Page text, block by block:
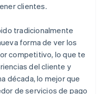
clientes.
tradicionalmente
forma de ver los
competitivo, lo que te
del cliente y
década, lo mejor que
de servicios de pago